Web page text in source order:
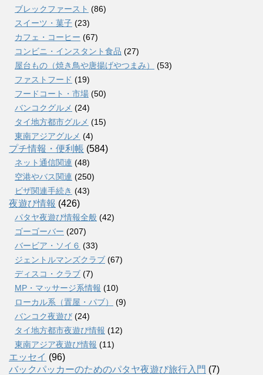
ブレックファースト (86)
スイーツ・菓子 (23)
カフェ・コーヒー (67)
コンビニ・インスタント食品 (27)
屋台もの（焼き鳥や唐揚げやつまみ）
(53)
ファストフード (19)
フードコート・市場 (50)
バンコクグルメ (24)
タイ地方都市グルメ (15)
東南アジアグルメ (4)
プチ情報・便利帳 (584)
ネット通信関連 (48)
空港やバス関連 (250)
ビザ関連手続き (43)
夜遊び情報 (426)
パタヤ夜遊び情報全般 (42)
ゴーゴーバー (207)
バービア・ソイ６ (33)
ジェントルマンズクラブ (67)
ディスコ・クラブ (7)
MP・マッサージ系情報 (10)
ローカル系（置屋・パブ）
(9)
バンコク夜遊び (24)
タイ地方都市夜遊び情報 (12)
東南アジア夜遊び情報 (11)
エッセイ (96)
バックパッカーのためのパタヤ夜遊び旅行入門 (7)